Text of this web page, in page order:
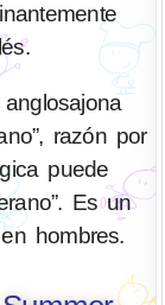
razón por
puede
Es un
hombres.